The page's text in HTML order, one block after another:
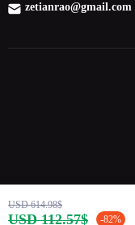
zetianrao@gmail.com
USD 614.98$
USD 112.57$ -82%